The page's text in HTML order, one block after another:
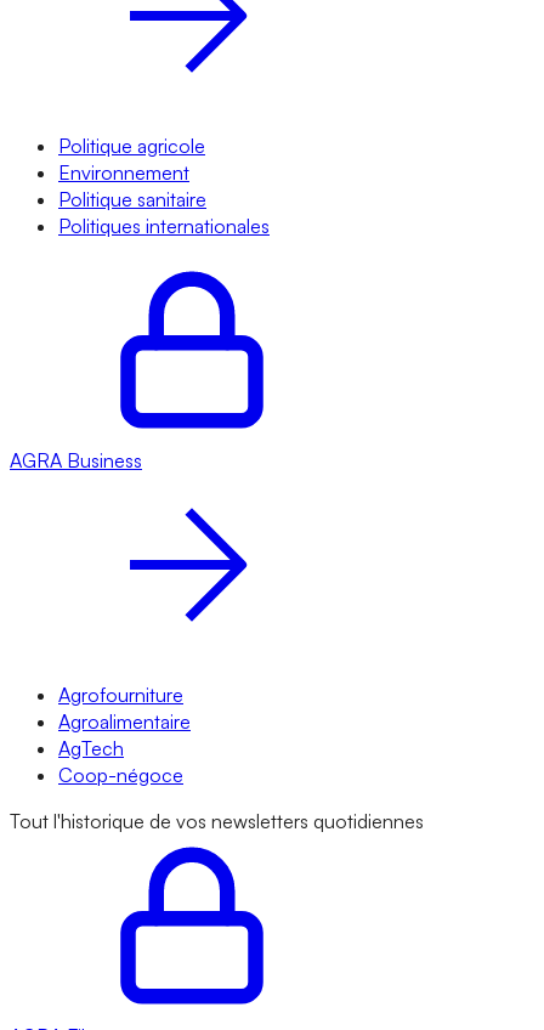
Politique agricole
Environnement
Politique sanitaire
Politiques internationales
AGRA Business
Agrofourniture
Agroalimentaire
AgTech
Coop-négoce
Tout l'historique de vos newsletters quotidiennes